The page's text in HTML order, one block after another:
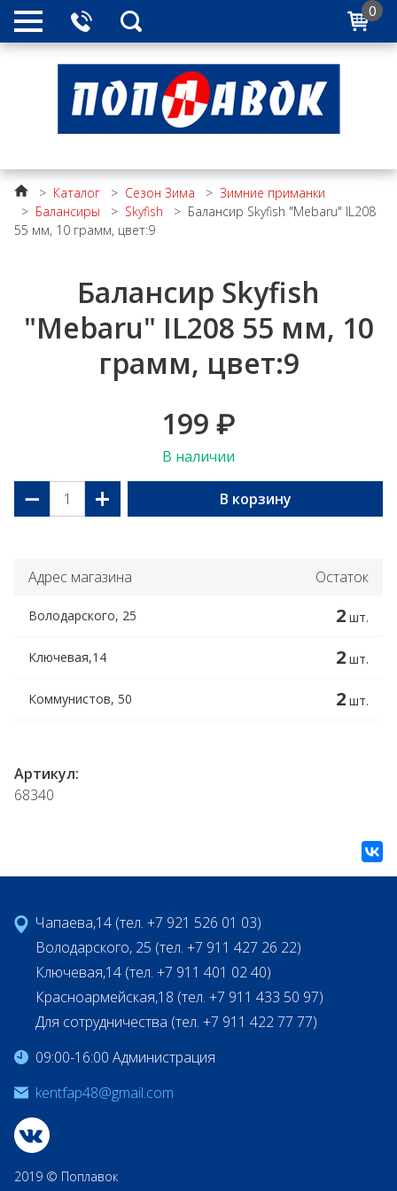
0
> Каталог > Сезон Зима > Зимние приманки
> Балансиры > Skyfish > Балансир Skyfish "Mebaru" IL208
55 мм, 10 грамм, цвет:9
Балансир Skyfish
"Mebaru" IL208 55 мм, 10
грамм, цвет:9
199 ₽
В наличии
− + В корзину
Адрес магазина Остаток
Володарского, 25 2 шт.
Ключевая,14 2 шт.
Коммунистов, 50 2 шт.
Артикул:
68340
Чапаева,14 (тел. +7 921 526 01 03)
Володарского, 25 (тел. +7 911 427 26 22)
Ключевая,14 (тел. +7 911 401 02 40)
Красноармейская,18 (тел. +7 911 433 50 97)
Для сотрудничества (тел. +7 911 422 77 77)
09:00-16:00 Администрация
kentfap48@gmail.com
2019 © Поплавок